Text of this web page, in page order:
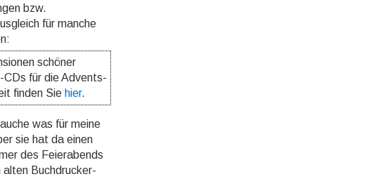
bzw.
für manche
schöner
CDs für die Advents-
finden Sie hier.
was für meine
sie hat da einen
des Feierabends
Buchdrucker-